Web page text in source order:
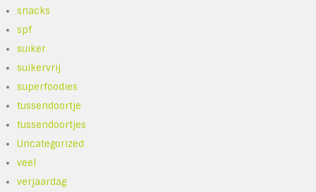
snacks
spf
suiker
suikervrij
superfoodies
tussendoortje
tussendoortjes
Uncategorized
veel
verjaardag